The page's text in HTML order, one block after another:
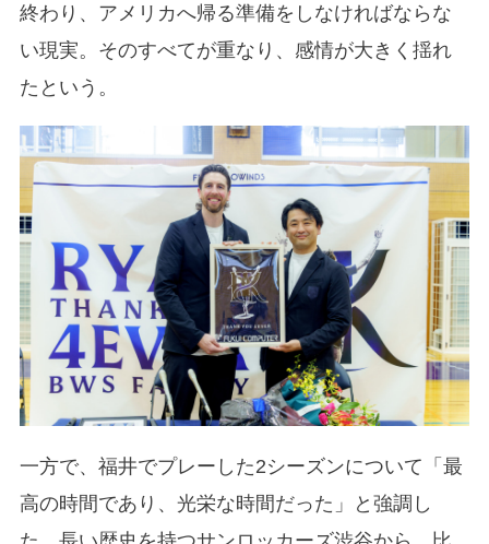
終わり、アメリカへ帰る準備をしなければならな
い現実。そのすべてが重なり、感情が大きく揺れ
たという。
一方で、福井でプレーした2シーズンについて「最
高の時間であり、光栄な時間だった」と強調し